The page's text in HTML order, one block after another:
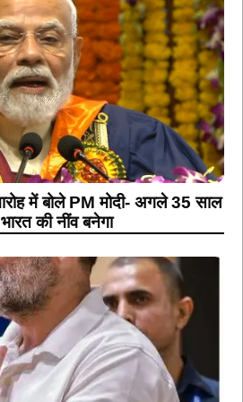
में बोले PM मोदी- अगले 35 साल
की नींव बनेगा